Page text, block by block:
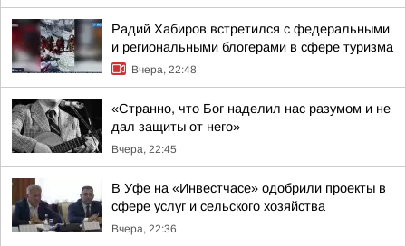
Радий Хабиров встретился с федеральными
и региональными блогерами в сфере туризма
Вчера, 22:48
«Странно, что Бог наделил нас разумом и не
дал защиты от него»
Вчера, 22:45
В Уфе на «Инвестчасе» одобрили проекты в
сфере услуг и сельского хозяйства
Вчера, 22:36